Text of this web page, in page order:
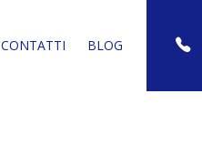
CONTATTI BLOG